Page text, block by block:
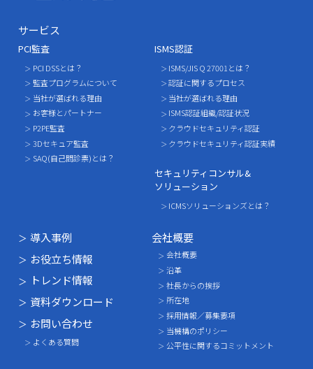
サービス
PCI監査
PCI DSSとは？
監査プログラムについて
当社が選ばれる理由
お客様とパートナー
P2PE監査
3Dセキュア監査
SAQ(自己問診票)とは？
ISMS認証
ISMS/JIS Q 27001とは？
認証に関するプロセス
当社が選ばれる理由
ISMS認証組織/認証状況
クラウドセキュリティ認証
クラウドセキュリティ認証実績
セキュリティコンサル&
ソリューション
ICMSソリューションズとは？
導入事例
お役立ち情報
トレンド情報
資料ダウンロード
お問い合わせ
よくある質問
会社概要
会社概要
沿革
社長からの挨拶
所在地
採用情報／募集要項
当機構のポリシー
公平性に関するコミットメント